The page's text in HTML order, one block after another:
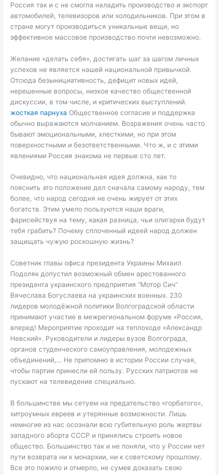
Россия так и с не смогла наладить производство и экспорт
автомобилей, телевизоров или холодильников. При этом в
стране могут производиться уникальные вещи, но
эффективное массовое производство почти невозможно.
Желание «делать себя», достигать шаг за шагом личных
успехов не является нашей национальной привычкой.
Отсюда безынициативность, дефицит новых идей,
нерешенные вопросы, низкое качество общественной
дискуссии, в том числе, и критических выступлений.
жосткая парнуха Общественное согласие и поддержка
обычно выражаются молчанием. Возражения очень часто
бывают эмоциональными, хлесткими, но при этом
поверхностными и безответственными. Что ж, и с этими
явлениями Россия знакома не первые сто лет.
Очевидно, что национальная идея должна, как то
пояснить это положение дел сначала самому народу, тем
более, что народ сегодня не очень жирует от этих
богатств. Этим умело пользуются наши враги,
фарисействуя на тему, какая разница, чьи олигархи будут
тебя грабить? Почему сплоченный идеей народ должен
защищать чужую роскошную жизнь?
Советник главы офиса президента Украины Михаил
Подоляк допустил возможный обмен арестованного
президента украинского предприятия “Мотор Сич”
Вячеслава Богуслаева на украинских военных. 230
лидеров молодёжной политики Волгоградской области
принимают участие в межрегиональном форуме «Россия,
вперед! Мероприятие проходит на теплоходе «Александр
Невский». Руководители и лидеры вузов Волгограда,
органов студенческого самоуправления, молодежных
объединений,… Не припомню в истории России случая,
чтобы партии принесли ей пользу. Русских патриотов не
пускают на телевидение специально.
В большинстве мы сетуем на предательство «горбатого»,
хитроумных евреев и утерянные возможности. Лишь
немногие из нас осознали всю губительную роль жертвы
западного аборта СССР и принялись строить новое
общество. Большинство так и не поняли, что у России нет
пути возврата ни к монархии, ни к советскому прошлому.
Все это пожило и отмерло, не сумев доказать свою